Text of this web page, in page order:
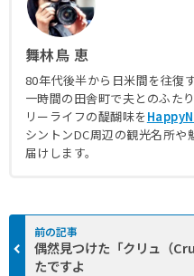
舞林鳥 恵
80年代後半から日米間を往復
一時間の田舎町で夫とのふた
リーライフの醍醐味を
シントンDC周辺の観光名所
届けします。
偶然見つけた「クリュ（
たですよ